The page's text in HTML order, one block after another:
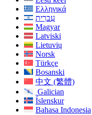
Ελληνικά
עִברִית
Magyar
Latviski
Lietuvių
Norsk
Türkçe
Bosanski
中文 (繁體)
Galician
Íslenskur
Bahasa Indonesia